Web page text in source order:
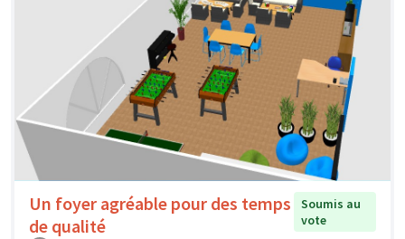
Un foyer agréable pour des temps
de qualité
Soumis au
vote